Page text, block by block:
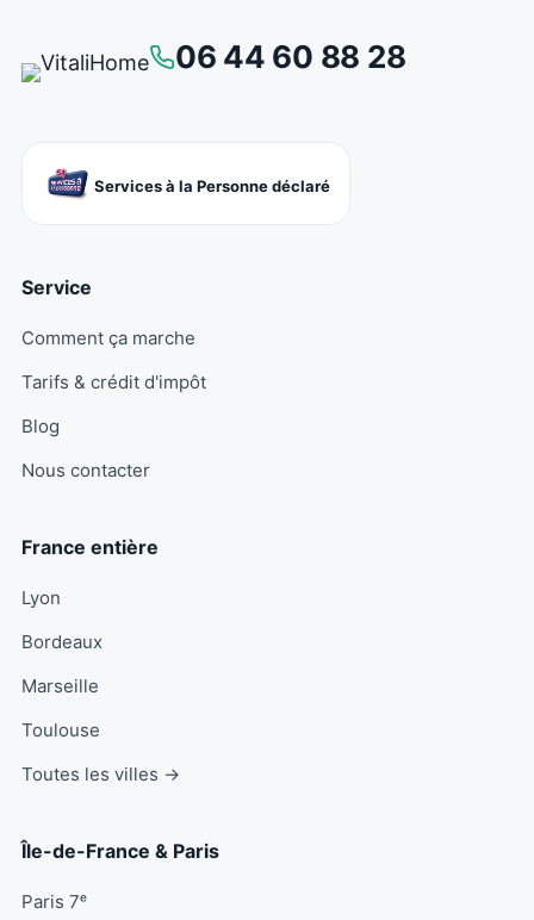
06 44 60 88 28
Services à la Personne déclaré
Service
Comment ça marche
Tarifs & crédit d'impôt
Blog
Nous contacter
France entière
Lyon
Bordeaux
Marseille
Toulouse
Toutes les villes →
Île-de-France & Paris
Paris 7ᵉ